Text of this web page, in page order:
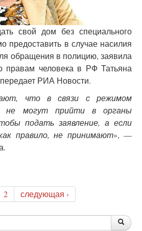
свой дом без специального
предоставить в случае насилия
обращения в полицию, заявила
правам человека в РФ Татьяна
РИА Новости.
что в связи с режимом
не могут прийти в органы
подать заявление, а если
правило, не принимают», —
2 следующая ›